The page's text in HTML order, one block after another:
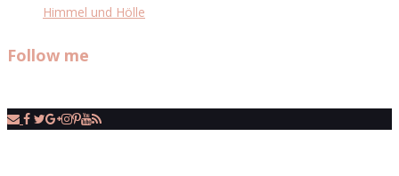
Himmel und Hölle
Follow me